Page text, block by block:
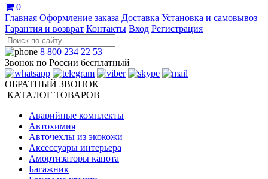
0
Главная Оформление заказа Доставка Установка и самовывоз
Гарантия и возврат Контакты Вход Регистрация
8 800 234 22 53
Звонок по России бесплатный
ОБРАТНЫЙ ЗВОНОК
КАТАЛОГ ТОВАРОВ
Аварийные комплекты
Автохимия
Авточехлы из экокожи
Аксессуары интерьера
Амортизаторы капота
Багажник